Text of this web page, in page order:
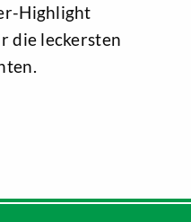
Highlight
die leckersten